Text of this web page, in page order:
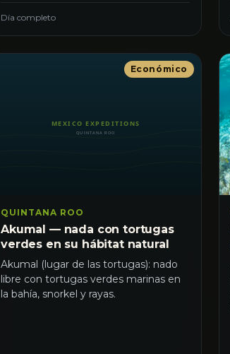
Día completo
Económico
QUINTANA ROO
Akumal — nada con tortugas
verdes en su hábitat natural
Akumal (lugar de las tortugas): nado
libre con tortugas verdes marinas en
la bahía, snorkel y rayas.